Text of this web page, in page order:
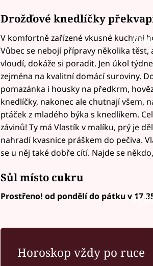
Drožďové knedlíčky
V komfortně zařízené vkusné kuchyni
Vůbec se nebojí přípravy několika těst,
vloudí, dokáže si poradit. Jen úkol
zejména na kvalitní domácí suroviny.
pomazánka i housky na předkrm,
knedlíčky, nakonec ale chutnají všem,
ptáček z mladého býka s knedlíkem.
závinů! Ty má Vlastík v malíku, prý je
nahradí kvasnice práškem do pečiva.
se u něj také dobře cítí. Najde se
Sůl místo cukru
Prostřeno! od pondělí do pátku v
Horoskop vždy po ruce